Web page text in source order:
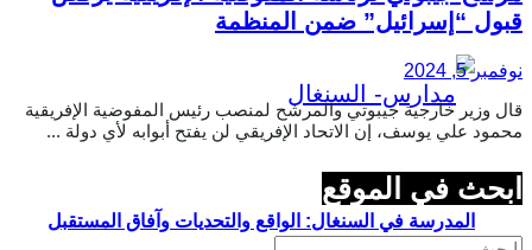
المدرسة في السنغال: الواقع والتحديات وآفاق المستقبل
قبول “إسرائيل” ضمن المنظمة
نوفمبر 5, 2024
قال وزير خارجية جيبوتي والمرشح لمنصب رئيس المفوضية الإفريقية
محمود علي يوسف، إن الاتحاد الإفريقي لن يفتح أبوابه لأي دولة ...
ابحث في الموقع